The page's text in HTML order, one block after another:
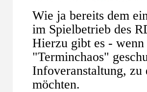
Wie ja bereits dem
im Spielbetrieb des
Hierzu gibt es -
"Terminchaos"
Infoveranstaltung, zu
möchten.